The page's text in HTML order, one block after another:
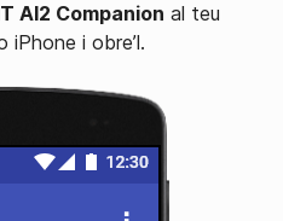
AI2 Companion al teu
i obre’l.